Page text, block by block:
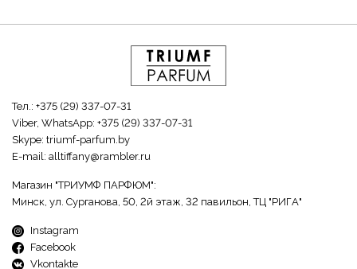
Тел.: +375 (29) 337-07-31
Viber, WhatsApp: +375 (29) 337-07-31
Skype: triumf-parfum.by
E-mail: alltiffany@rambler.ru
Магазин "ТРИУМФ ПАРФЮМ":
Минск, ул. Сурганова, 50, 2й этаж, 32 павильон, ТЦ "РИГА"
Instagram
Facebook
Vkontakte